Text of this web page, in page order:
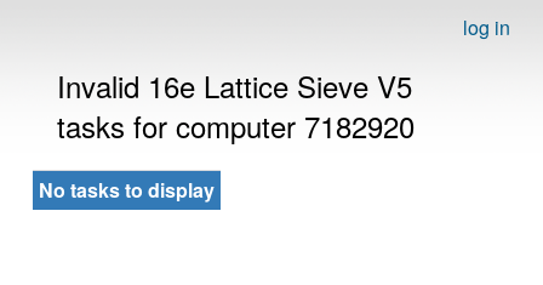
log in
Invalid 16e Lattice Sieve V5
tasks for computer 7182920
No tasks to display